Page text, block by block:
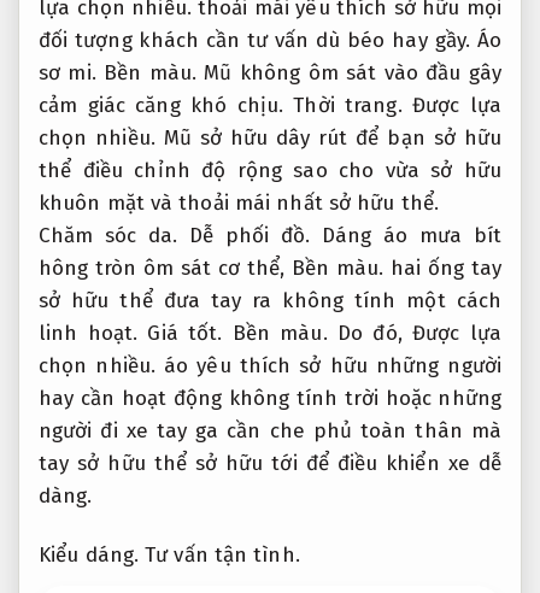
lựa chọn nhiều. thoải mái yêu thích sở hữu mọi
đối tượng khách cần tư vấn dù béo hay gầy. Áo
sơ mi. Bền màu. Mũ không ôm sát vào đầu gây
cảm giác căng khó chịu.Thời trang. Được lựa
chọn nhiều. Mũ sở hữu dây rút để bạn sở hữu
thể điều chỉnh độ rộng sao cho vừa sở hữu
khuôn mặt và thoải mái nhất sở hữu thể.
Chăm sóc da.
Dễ phối đồ. Dáng áo mưa bít
hông tròn ôm sát cơ thể, Bền màu. hai ống tay
sở hữu thể đưa tay ra không tính một cách
linh hoạt. Giá tốt. Bền màu. Do đó,Được lựa
chọn nhiều. áo yêu thích sở hữu những người
hay cần hoạt động không tính trời hoặc những
người đi xe tay ga cần che phủ toàn thân mà
tay sở hữu thể sở hữu tới để điều khiển xe dễ
dàng.
Kiểu dáng. Tư vấn tận tình.